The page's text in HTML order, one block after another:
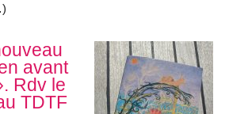
avant
Rdv le
TDTF